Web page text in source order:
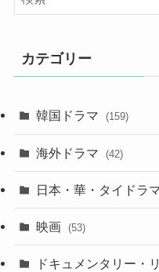
カテゴリー
韓国ドラマ (159)
(25)
(27)
海外ドラマ (42)
(7)
日本・華・タイドラ
映画 (53)
(9)
ドキュメンタリー・